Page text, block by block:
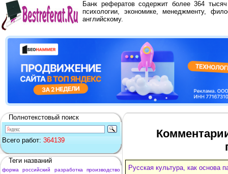
Банк рефератов содержит более 364
психологии, экономике, менеджменту,
английскому.
Полнотекстовый поиск
Всего работ: 364139
Теги названий
форма российский разработка
производство
Русская культура, как основа